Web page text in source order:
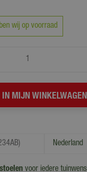
wij op voorraad
voor iedere tuinwens